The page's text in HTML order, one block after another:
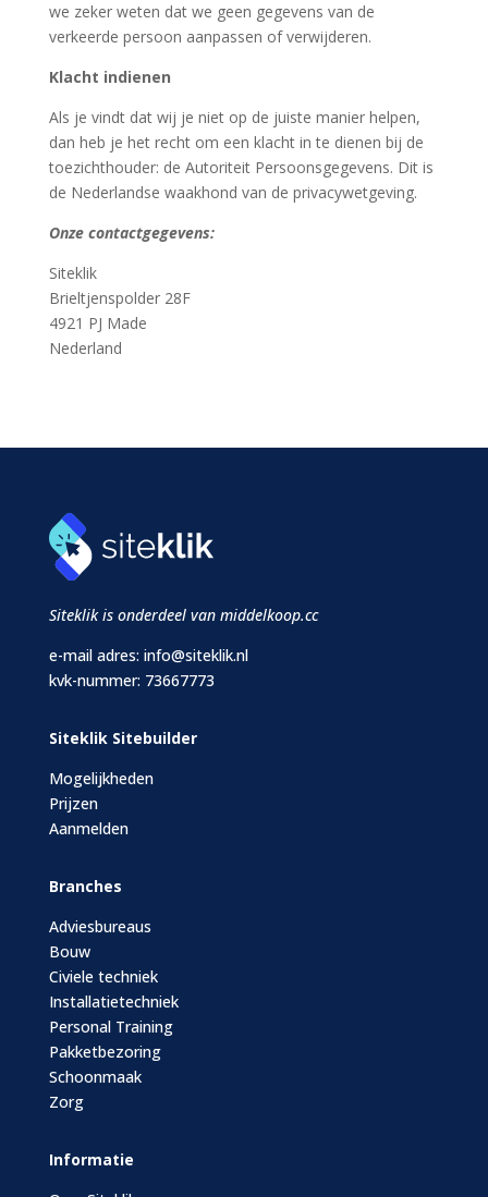
we zeker weten dat we geen gegevens van de
verkeerde persoon aanpassen of verwijderen.
Klacht indienen
Als je vindt dat wij je niet op de juiste manier helpen,
dan heb je het recht om een klacht in te dienen bij de
toezichthouder: de Autoriteit Persoonsgegevens. Dit is
de Nederlandse waakhond van de privacywetgeving.
Onze contactgegevens:
Siteklik
Brieltjenspolder 28F
4921 PJ Made
Nederland
Siteklik is onderdeel van middelkoop.cc
e-mail adres: info@siteklik.nl
kvk-nummer: 73667773
Siteklik Sitebuilder
Mogelijkheden
Prijzen
Aanmelden
Branches
Adviesbureaus
Bouw
Civiele techniek
Installatietechniek
Personal Training
Pakketbezoring
Schoonmaak
Zorg
Informatie